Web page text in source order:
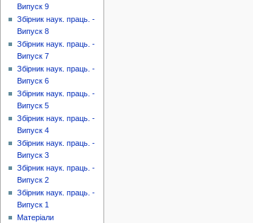
Випуск 9
Збірник наук. праць. -
Випуск 8
Збірник наук. праць. -
Випуск 7
Збірник наук. праць. -
Випуск 6
Збірник наук. праць. -
Випуск 5
Збірник наук. праць. -
Випуск 4
Збірник наук. праць. -
Випуск 3
Збірник наук. праць. -
Випуск 2
Збірник наук. праць. -
Випуск 1
Матеріали